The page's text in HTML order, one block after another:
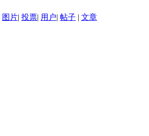
图片| 投票| 用户| 帖子 | 文章